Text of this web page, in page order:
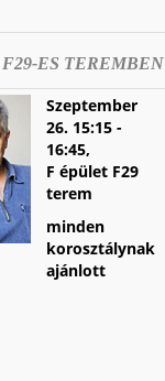
F29-ES TEREMBEN
Szeptember
26. 15:15 -
16:45,
F épület F29
terem
minden
korosztálynak
ajánlott